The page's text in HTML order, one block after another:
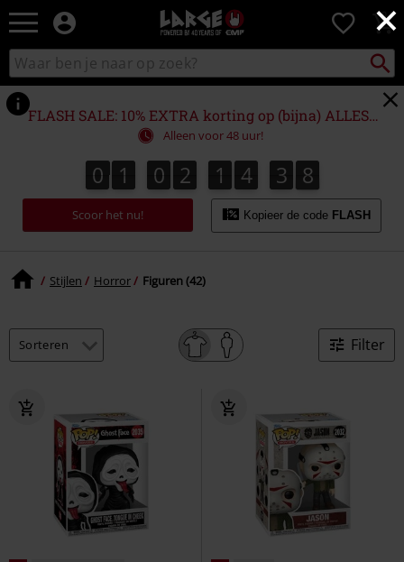
×
Large
–
Muziek-,
en
gaming-
merch
+
alternatieve
kleding
0
Zoek
in
catalogus
zoeken
FLASH SALE: 10% EXTRA korting op (bijna) ALLES!*
Alleen voor 48 uur!
0
0 1
1 0
0 2
2 1
1 4
4 3
4
3 6
7
6
8
7
Scoor het nu! Kopieer de code FLASH
Stijlen Horror Figuren (42)
Filter